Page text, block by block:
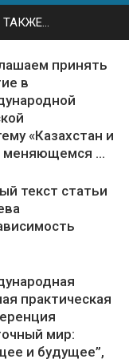
принять
в
«Казахстан и
меняющемся ...
текст статьи
практическая
мир:
и будущее”,
историка,
и научной
На сегодняшний
в области
г. Алматы,